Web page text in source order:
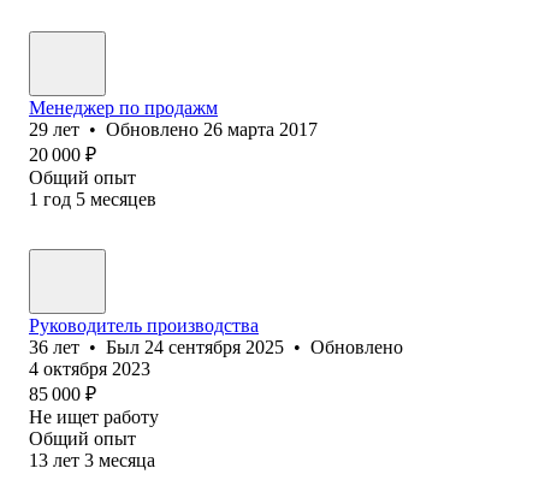
Менеджер по продажм
29 лет • Обновлено 26 марта 2017
20 000 ₽
Общий опыт
1 год 5 месяцев
Руководитель производства
36 лет • Был 24 сентября 2025 • Обновлено
4 октября 2023
85 000 ₽
Не ищет работу
Общий опыт
13 лет 3 месяца